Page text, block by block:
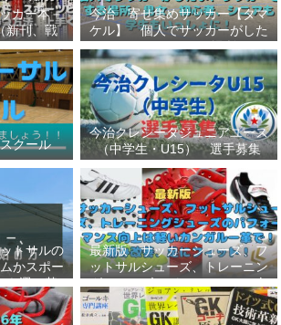
カー本＋
新刊、戦
レンド、
校サッカ
なる方法
！
今治 寄せ集めサッカー【タマ
ケル】 個人でサッカーがした
い、サッカーをする場所、男
女、初心者、シニアも学生もい
っしょに！【タマケル】
クール
今治クレシータジュニアユース
（中学生・U15） 選手募集
トサルの
かスポー
を選ぶ基
年長・年
ー
最新版 サッカーシューズ、フ
ットサルシューズ、トレーニン
グシューズのパフォーマンス向
上は軽いカンガルー革で！痛み
改善、足にフィット！